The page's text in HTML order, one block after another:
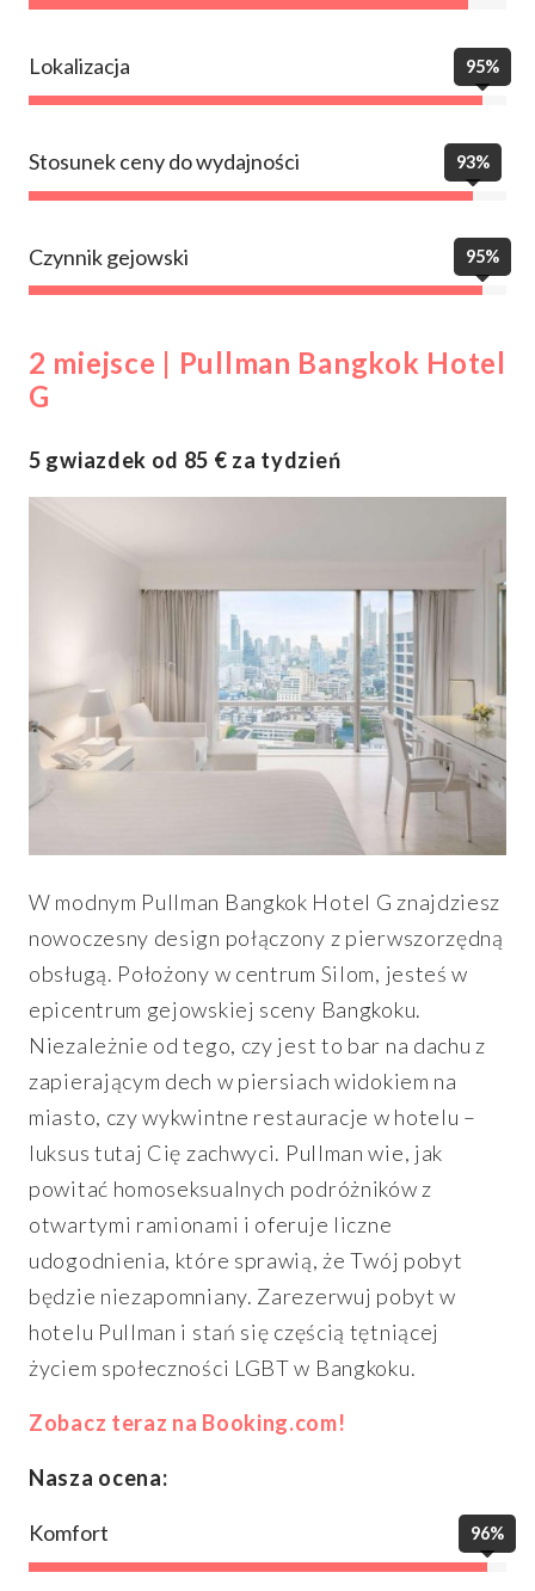
Lokalizacja 95%
Stosunek ceny do wydajności 93%
Czynnik gejowski 95%
2 miejsce | Pullman Bangkok Hotel
G
5 gwiazdek od 85 € za tydzień
W modnym Pullman Bangkok Hotel G znajdziesz
nowoczesny design połączony z pierwszorzędną
obsługą. Położony w centrum Silom, jesteś w
epicentrum gejowskiej sceny Bangkoku.
Niezależnie od tego, czy jest to bar na dachu z
zapierającym dech w piersiach widokiem na
miasto, czy wykwintne restauracje w hotelu –
luksus tutaj Cię zachwyci. Pullman wie, jak
powitać homoseksualnych podróżników z
otwartymi ramionami i oferuje liczne
udogodnienia, które sprawią, że Twój pobyt
będzie niezapomniany. Zarezerwuj pobyt w
hotelu Pullman i stań się częścią tętniącej
życiem społeczności LGBT w Bangkoku.
Zobacz teraz na Booking.com!
Nasza ocena:
Komfort 96%